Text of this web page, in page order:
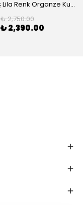
0-5 Yaş Lila Renk Organze Kumaş Bel İnci Kemerli Midi Boy Arkası Lastikli Abiye
₺ 2,750.00
₺ 2,390.00